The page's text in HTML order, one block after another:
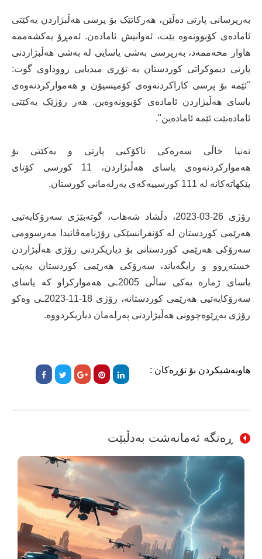
بەرپرسانی پارتی دەڵێن، هەرکاتێک بۆ پرسی هەڵبژاردن یەکێتی
ئامادەی کۆبوونەوە بێت، ئەوانیش ئامادەن. ئەمڕۆ یەکشەممە
هاوار محەممەد، بەرپرسی بەشی یاسایی لە بەشی هەڵبژاردنی
پارتی دیموکراتی کوردستان بە تۆڕی میدیایی رووداوی گوت:
"ئێمە بۆ پرسی کاراکردنەوەی کۆمیسیۆن و هەموارکردنەوەی
یاسای هەڵبژاردن ئامادەی کۆبوونەوەین. هەر رۆژێک یەكێتی
ئامادەبێت ئێمە ئامادەین".
تەنیا خاڵی سەرەکی ناکۆکیی پارتی و یەکێتی بۆ
هەموارکردنەوەی یاسای هەڵبژاردن، 11 کورسی کۆتای
پێکهاتەکانە لە 111 کورسییەکەی پەرلەمانی کورستان.
رۆژی 26-03-2023، دڵشاد شەهاب، گوتەبێژی سەرۆکایەتیی
هەرێمی کوردستان لە کۆنفرانسێکی رۆژنامەڤانیدا مەرسوومی
سەرۆکی هەرێمی کوردستانی بۆ دیاریکردنی رۆژی هەڵبژاردن
خستەڕوو و رایگەیاند، سەرۆکی هەرێمی کوردستان بەپێی
یاسای ژمارە یەکی ساڵی 2005ـی هەموارکراو کە یاسای
سەرۆکایەتیی هەرێمی کوردستانە، رۆژی 18-11-2023ـی وەکو
رۆژی بەڕێوەچوونی هەڵبژاردنی پەرلەمان دیاریکردووە.
هاوبەشیکردن بۆ تۆڕەکان :
ڕەنگە ئەمانەشت بەدڵبێت